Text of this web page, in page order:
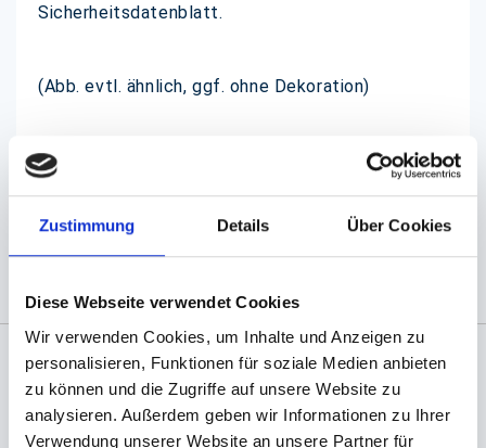
Zustimmung Details Über Cookies
Diese Webseite verwendet Cookies
Wir verwenden Cookies, um Inhalte und Anzeigen zu
personalisieren, Funktionen für soziale Medien anbieten
zu können und die Zugriffe auf unsere Website zu
analysieren. Außerdem geben wir Informationen zu Ihrer
Verwendung unserer Website an unsere Partner für
Sicherheitsdatenblatt.
(Abb. evtl. ähnlich, ggf. ohne Dekoration)
Angaben zur Informationspflichten der GPSR
Produktsicherheitsverordnung: packpack.de GmbH, Am
Bullhamm 24-26, D-26441 Jever, info@packpack.de